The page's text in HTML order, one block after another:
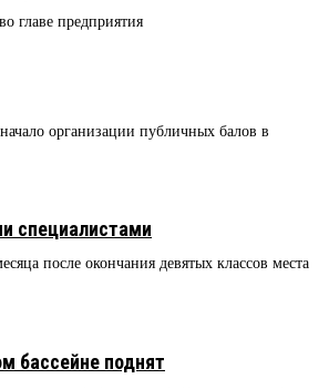
предприятия
организации публичных балов в
специалистами
после окончания девятых классов места
бассейне поднят